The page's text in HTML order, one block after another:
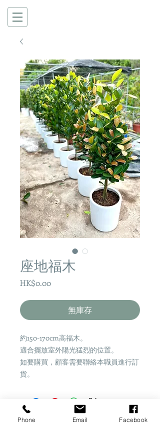
座地福木
HK$0.00價
無庫存
約150-170cm高福木。
適合擺放室外陽光猛烈的位置。
如要購買，顧客需要聯絡本職員進行訂
貨。
Phone Email Facebook